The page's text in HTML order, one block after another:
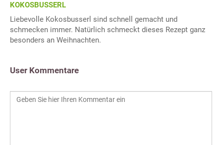
KOKOSBUSSERL
Liebevolle Kokosbusserl sind schnell gemacht und
schmecken immer. Natürlich schmeckt dieses Rezept ganz
besonders an Weihnachten.
User Kommentare